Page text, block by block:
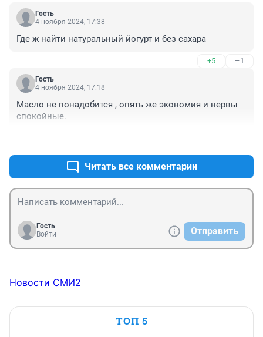
Гость
4 ноября 2024, 17:38
Где ж найти натуральный йогурт и без сахара
+5 –1
Гость
4 ноября 2024, 17:18
Масло не понадобится , опять же экономия и нервы
спокойные.
Читать все комментарии
Гость
Войти
Отправить
Новости СМИ2
ТОП 5